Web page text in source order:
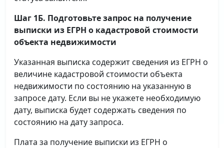
Шаг 1Б. Подготовьте запрос на получение
выписки из ЕГРН о кадастровой стоимости
объекта недвижимости
Указанная выписка содержит сведения из ЕГРН о
величине кадастровой стоимости объекта
недвижимости по состоянию на указанную в
запросе дату. Если вы не укажете необходимую
дату, выписка будет содержать сведения по
состоянию на дату запроса.
Плата за получение выписки из ЕГРН о